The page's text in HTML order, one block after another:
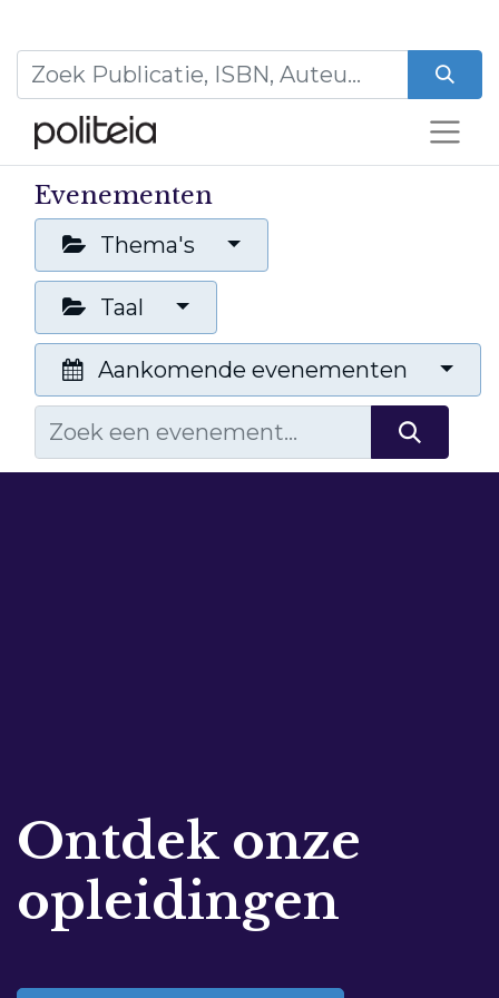
Evenementen
Thema's
Taal
Aankomende evenementen
Ontdek onze
opleidingen